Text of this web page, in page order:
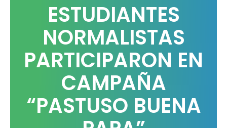
ESTUDIANTES
NORMALISTAS
PARTICIPARON EN
CAMPAÑA
“PASTUSO BUENA